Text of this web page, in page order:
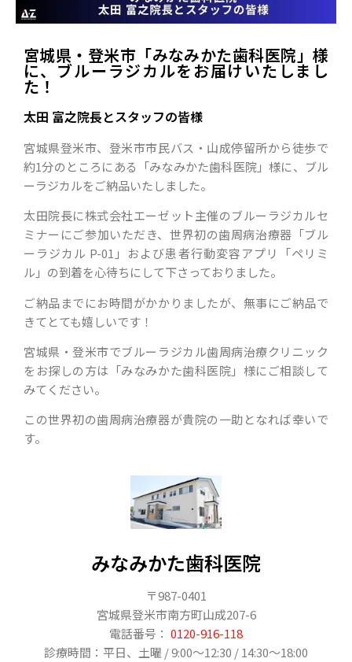
宮城県・登米市「みなみかた歯科医院」様
に、ブルーラジカルをお届けいたしまし
た！
太田 富之院長とスタッフの皆様
宮城県登米市、登米市市民バス・山成停留所から徒歩で
約1分のところにある「みなみかた歯科医院」様に、ブル
ーラジカルをご納品いたしました。
太田院長に株式会社エーゼット主催のブルーラジカルセ
ミナーにご参加いただき、世界初の歯周病治療器「ブル
ーラジカル P-01」および患者行動変容アプリ「ペリミ
ル」の到着を心待ちにして下さっておりました。
ご納品までにお時間がかかりましたが、無事にご納品で
きてとても嬉しいです！
宮城県・登米市でブルーラジカル歯周病治療クリニック
をお探しの方は「みなみかた歯科医院」様にご相談して
みてください。
この世界初の歯周病治療器が貴院の一助となれば幸いで
す。
みなみかた歯科医院
〒987-0401
宮城県登米市南方町山成207-6
電話番号： 0120-916-118
診療時間：平日、土曜 / 9:00〜12:30 / 14:30〜18:00